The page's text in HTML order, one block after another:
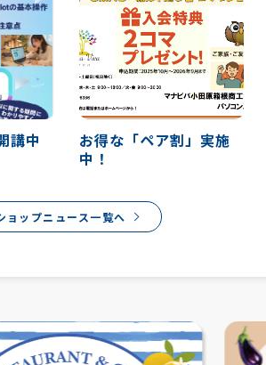
講中
お得な「ペア割」実施
中！
ョップニュース一覧へ